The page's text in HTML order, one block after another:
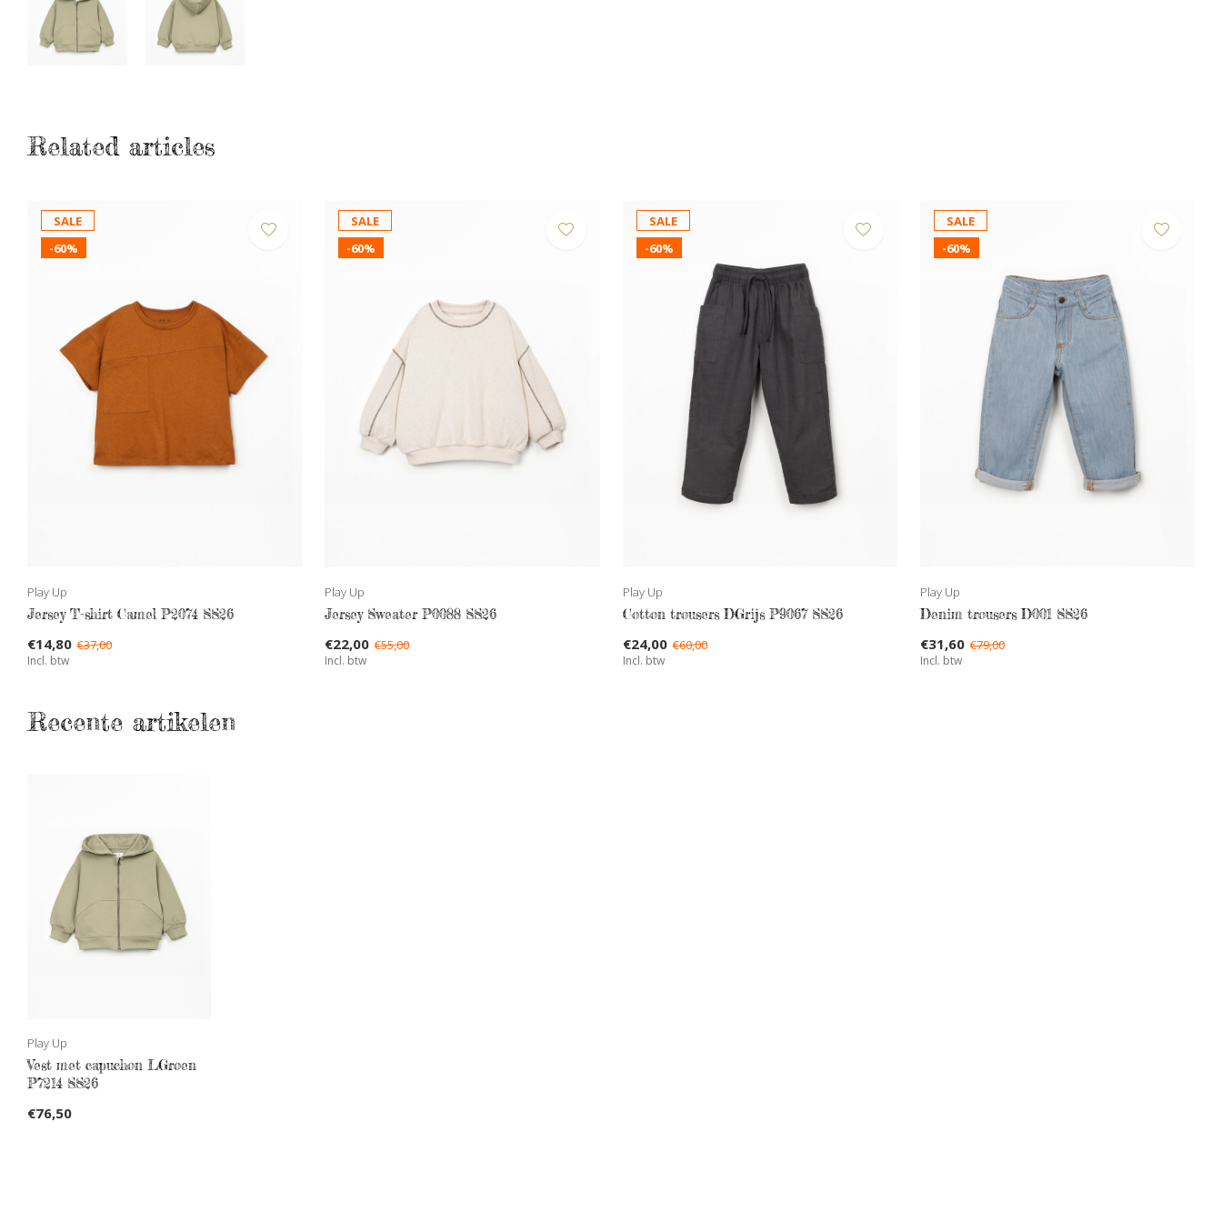
Related articles
SALE
-60%
Play Up
Jersey T-shirt Camel P2074 SS26
€14,80 €37,00
Incl. btw
SALE
-60%
Play Up
Jersey Sweater P0088 SS26
€22,00 €55,00
Incl. btw
SALE
-60%
Play Up
Cotton trousers DGrijs P9067 SS26
€24,00 €60,00
Incl. btw
SALE
-60%
Play Up
Denim trousers D001 SS26
€31,60 €79,00
Incl. btw
Recente artikelen
Play Up
Vest met capuchon LGroen
P7214 SS26
€76,50